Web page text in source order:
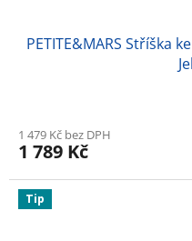
PETITE&MARS Stříška
1 479 Kč bez DPH
1 789 Kč
Tip